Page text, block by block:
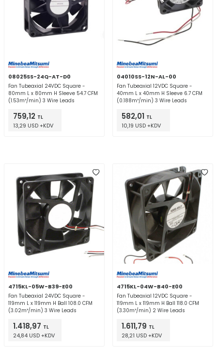
08025SS-24Q-AT-D0
Fan Tubeaxial 24VDC Square -
80mm L x 80mm H Sleeve 54.7 CFM
(1.53m³/min) 3 Wire Leads
759,12 TL
13,29 USD +KDV
04010SS-12N-AL-00
Fan Tubeaxial 12VDC Square -
40mm L x 40mm H Sleeve 6.7 CFM
(0.188m³/min) 3 Wire Leads
582,01 TL
10,19 USD +KDV
4715KL-05W-B39-E00
Fan Tubeaxial 24VDC Square -
119mm L x 119mm H Ball 108.0 CFM
(3.02m³/min) 3 Wire Leads
1.418,97 TL
24,84 USD +KDV
4715KL-04W-B40-E00
Fan Tubeaxial 12VDC Square -
119mm L x 119mm H Ball 118.0 CFM
(3.30m³/min) 2 Wire Leads
1.611,79 TL
28,21 USD +KDV